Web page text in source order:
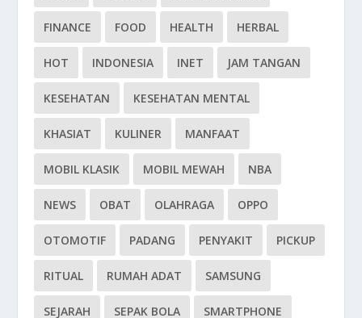
FINANCE FOOD HEALTH HERBAL
HOT INDONESIA INET JAM TANGAN
KESEHATAN KESEHATAN MENTAL
KHASIAT KULINER MANFAAT
MOBIL KLASIK MOBIL MEWAH NBA
NEWS OBAT OLAHRAGA OPPO
OTOMOTIF PADANG PENYAKIT PICKUP
RITUAL RUMAH ADAT SAMSUNG
SEJARAH SEPAK BOLA SMARTPHONE